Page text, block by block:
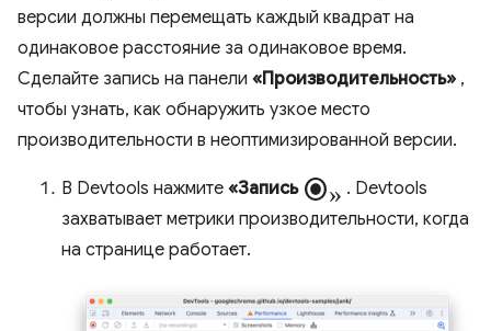
версии должны перемещать каждый квадрат на
одинаковое расстояние за одинаковое время.
Сделайте запись на панели «Производительность» ,
чтобы узнать, как обнаружить узкое место
производительности в неоптимизированной версии.
В Devtools нажмите «Запись radio_button_checked» . Devtools
захватывает метрики производительности, когда
на странице работает.